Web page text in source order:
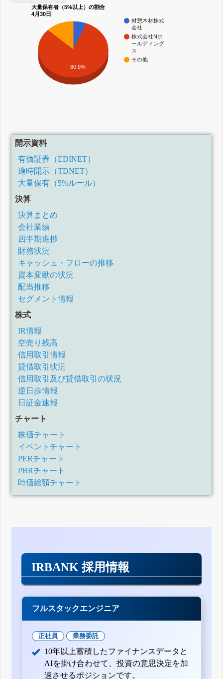
大量保有者（5%以上）の割合
4月30日
材惣木材株式
会社
株式会社Nホ
ールディング
ス
その他
80.9%
開示資料
有価証券（EDINET）
適時開示（TDNET）
大量保有（5%ルール）
決算
決算まとめ
会社業績
四半期進捗
財務状況
キャッシュ・フローの推移
資本変動の状況
配当推移
セグメント情報
株式
IR情報
空売り残高
信用取引情報
貸借取引状況
信用取引及び貸借取引の状況
逆日歩情報
日証金速報
チャート
株価チャート
イベントチャート
PERチャート
PBRチャート
時価総額チャート
IRBANK 採用情報
フルスタックエンジニア
正社員 業務委託
10年以上蓄積したファイナンスデータと
AIを掛け合わせて、投資の意思決定を加
速させるポジションです。